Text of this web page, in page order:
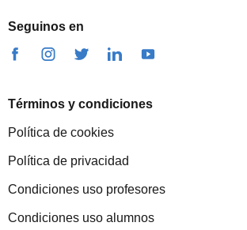
Seguinos en
Términos y condiciones
Política de cookies
Política de privacidad
Condiciones uso profesores
Condiciones uso alumnos